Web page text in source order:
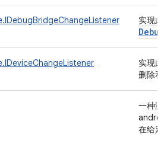
实现此
Debug
实现此
删除和
一种测
在给定